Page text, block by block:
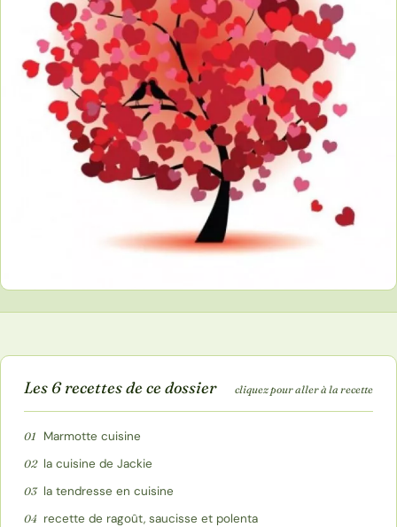
Les 6 recettes de ce dossier cliquez pour aller à la recette
01 Marmotte cuisine
02 la cuisine de Jackie
03 la tendresse en cuisine
04 recette de ragoût, saucisse et polenta